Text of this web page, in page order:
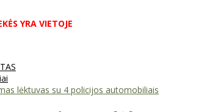
YRA VIETOJE
lėktuvas su 4 policijos automobiliais